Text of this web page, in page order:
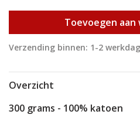
Toevoegen aan
Verzending binnen: 1-2
Overzicht
300 grams - 100% katoen